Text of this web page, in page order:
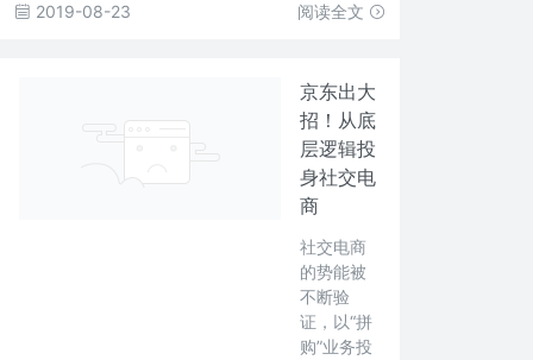
2019-08-23 阅读全文
京东出大
招！从底
层逻辑投
身社交电
商
社交电商
的势能被
不断验
证，以“拼
购”业务投